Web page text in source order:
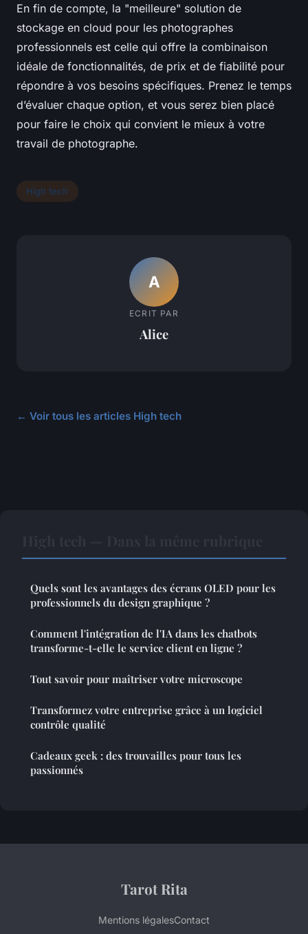
En fin de compte, la "meilleure" solution de
stockage en cloud pour les photographes
professionnels est celle qui offre la combinaison
idéale de fonctionnalités, de prix et de fiabilité pour
répondre à vos besoins spécifiques. Prenez le temps
d’évaluer chaque option, et vous serez bien placé
pour faire le choix qui convient le mieux à votre
travail de photographe.
High tech
A
ECRIT PAR
Alice
← Voir tous les articles High tech
Quels sont les avantages des écrans OLED pour les
professionnels du design graphique ?
Comment l'intégration de l'IA dans les chatbots
transforme-t-elle le service client en ligne ?
Tout savoir pour maîtriser votre microscope
Transformez votre entreprise grâce à un logiciel
contrôle qualité
Cadeaux geek : des trouvailles pour tous les
passionnés
Tarot Rita
Mentions légalesContact